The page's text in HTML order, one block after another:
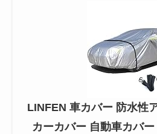
LINFEN 車カバー 防水性
カーカバー 自動車カバ